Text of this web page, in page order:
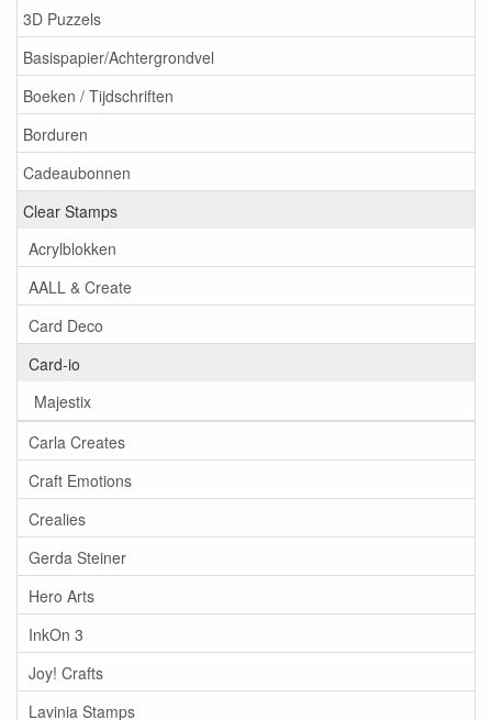
3D Puzzels
Basispapier/Achtergrondvel
Boeken / Tijdschriften
Borduren
Cadeaubonnen
Clear Stamps
Acrylblokken
AALL & Create
Card Deco
Card-io
Majestix
Carla Creates
Craft Emotions
Crealies
Gerda Steiner
Hero Arts
InkOn 3
Joy! Crafts
Lavinia Stamps